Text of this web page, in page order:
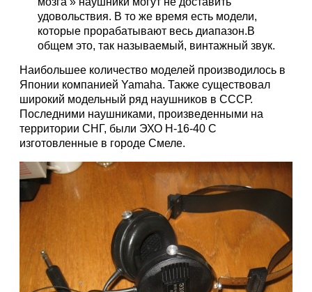
удовольствия. В то же время есть модели,
которые прорабатывают весь диапазон.В
общем это, так называемый, винтажный звук.
Наибольшее количество моделей производилось в
Японии компанией Yamaha. Также существовал
широкий модельный ряд наушников в СССР.
Последними наушниками, произведенными на
территории СНГ, были ЭХО Н-16-40 С
изготовленные в городе Смеле.